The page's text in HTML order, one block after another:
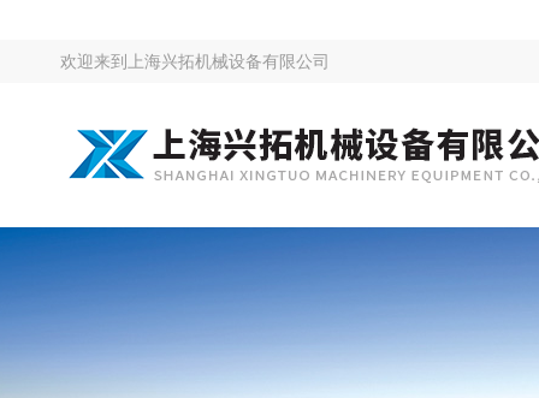
欢迎来到 上海兴拓机械设备有限公司